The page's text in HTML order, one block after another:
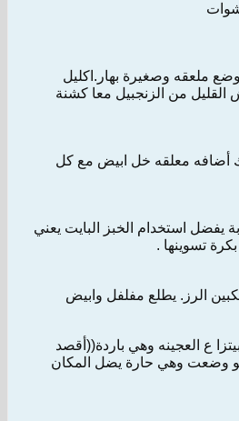
ملعقه وصغيرة بهار.اكليل
القليل من الزنجبيل معا كشنة
أضافه معلقه خل ابيض مع كل
يفضل استخدام الخبز البايت يعني
تسوينها .
الرز. يطلع مفلفل وابيض
ع العجينه وهي باردة((أقصد
لو وضعت وهي حارة يضل المكان